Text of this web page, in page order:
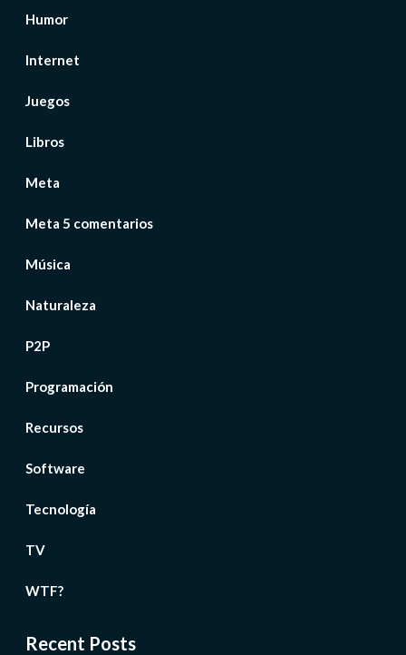
Humor
Internet
Juegos
Libros
Meta
Meta 5 comentarios
Música
Naturaleza
P2P
Programación
Recursos
Software
Tecnología
TV
WTF?
Recent Posts